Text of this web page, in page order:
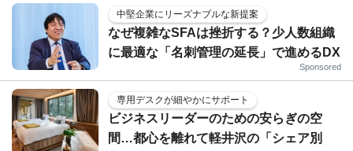
中堅企業にリーズナブルな新提案
なぜ複雑なSFAは挫折する？少人数組織
に最適な「名刺管理の延長」で進めるDX
Sponsored
専用デスクが細やかにサポート
ビジネスリーダーのための安らぎの空
間…都心を離れて軽井沢の「シェア別